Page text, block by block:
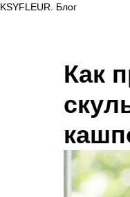
KSYFLEUR. Блог
Как